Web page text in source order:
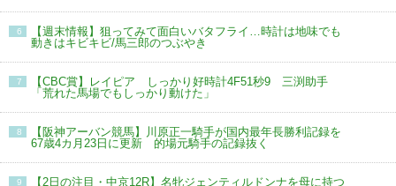
6
【週末情報】狙ってみて面白いバタフライ…時計は地味でも
動きはキビキビ/馬三郎のつぶやき
7
【CBC賞】レイピア しっかり好時計4F51秒9 三渕助手
「荒れた馬場でもしっかり動けた」
8
【阪神アーバン競馬】川原正一騎手が国内最年長勝利記録を
67歳4カ月23日に更新 的場元騎手の記録抜く
9
【2日の注目・中京12R】名牝ジェンティルドンナを母に持つ